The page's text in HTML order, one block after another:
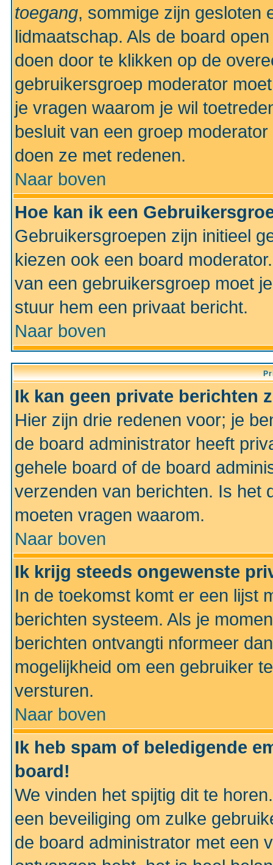
toegang, sommige zijn gesloten
lidmaatschap. Als de board
doen door te klikken op de
gebruikersgroep moderator
je vragen waarom je wil
besluit van een groep
doen ze met redenen.
Naar boven
Hoe kan ik een
Gebruikersgroepen zijn initieel
kiezen ook een board
van een gebruikersgroep moet
stuur hem een privaat bericht.
Naar boven
Ik kan geen private berichten
Hier zijn drie redenen voor; je
de board administrator heeft
gehele board of de board
verzenden van berichten. Is het
moeten vragen waarom.
Naar boven
Ik krijg steeds ongewenste
In de toekomst komt er een lijst
berichten systeem. Als je
berichten ontvangti nformeer
mogelijkheid om een gebruiker
versturen.
Naar boven
Ik heb spam of beledigende
board!
We vinden het spijtig dit te
een beveiliging om zulke
de board administrator met een